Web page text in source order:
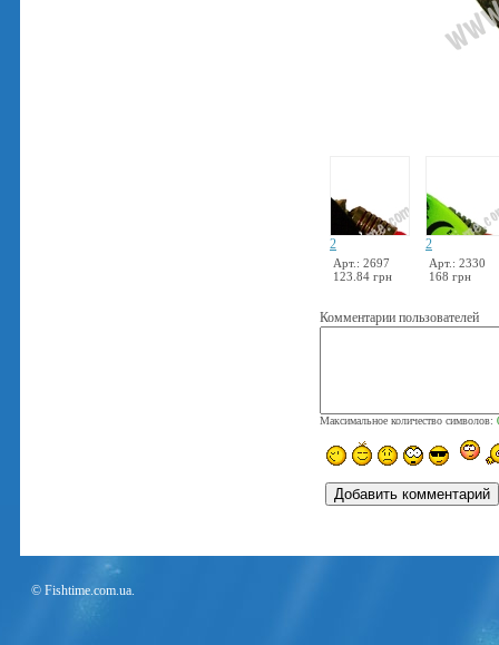
2
Арт.: 2697
123.84 грн
2
Арт.: 2330
168 грн
Комментарии пользователей
Максимальное количество символов:
© Fishtime.com.ua.